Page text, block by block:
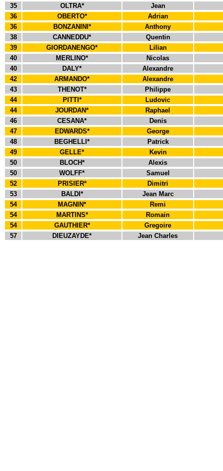
35
OLTRA*
Jean
36
OBERTO*
Adrian
36
BONZANINI*
Anthony
38
CANNEDDU*
Quentin
39
GIORDANENGO*
Lilian
40
MERLINO*
Nicolas
40
DALY*
Alexandre
42
ARMANDO*
Alexandre
43
THENOT*
Philippe
44
PITTI*
Ludovic
44
JOURDAN*
Raphael
46
CESANA*
Denis
47
EDWARDS*
George
48
BEGHELLI*
Patrick
49
GELLE*
Kevin
50
BLOCH*
Alexis
50
WOLFF*
Samuel
52
PRISIER*
Dimitri
53
BALDI*
Jean Marc
54
MAGNIN*
Remi
54
MARTINS*
Romain
54
GAUTHIER*
Gregoire
57
DIEUZAYDE* Jean Charles